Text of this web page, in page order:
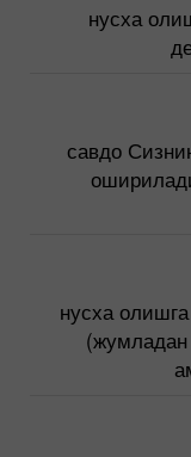
нусха
савдо
нусха
(жумладан